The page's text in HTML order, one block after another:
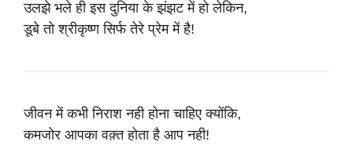
उलझे भले ही इस दुनिया के झंझट में हो लेकिन,
डूबे तो श्रीकृष्ण सिर्फ तेरे प्रेम में है!
जीवन में कभी निराश नही होना चाहिए क्योंकि,
कमजोर आपका वक़्त होता है आप नही!